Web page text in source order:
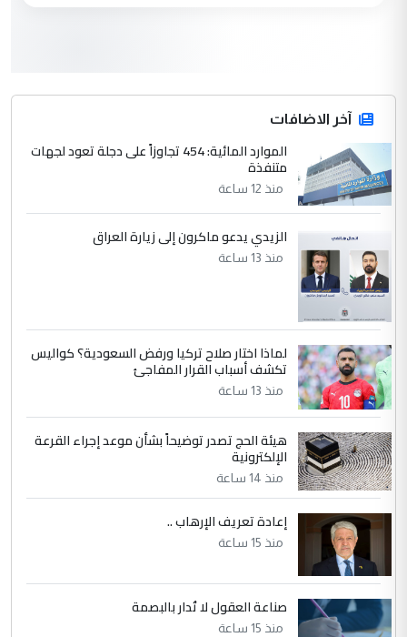
المشترك لا تستهدف أية دولة ومفتوحة لانضمام
الدول الشقيقة
4 يوسف غزوان عصمت
التعليق : بكالوريوس فيزياء طبية متزوج و
زوجتي أيضا بكالوريوس سكني بغداد أرغب في
إكمال دراستي داخل ...
الموضوع :
السعودية توافق على الاستمرار في
جامعاتها سنويا
5 عبد الأمير جاسم هليل
التعليق : نحن اباء الطلاب الأوائل على العراق
نتشرف بلقاء السيد احمد الصافي في العتبات
الموضوع :
مكتب السيد احمد الصافي : لا يوجود
لدينا اي حساب على الفيس بوك وتويتر
آخر الاضافات
الموارد المائية: 454 تجاوزاً على دجلة تعود لجهات
متنفذة
منذ 12 ساعة
الزيدي يدعو ماكرون إلى زيارة العراق
منذ 13 ساعة
لماذا اختار صلاح تركيا ورفض السعودية؟ كواليس
تكشف أسباب القرار المفاجئ
منذ 13 ساعة
هيئة الحج تصدر توضيحاً بشأن موعد إجراء القرعة
الإلكترونية
منذ 14 ساعة
إعادة تعريف الإرهاب ..
منذ 15 ساعة
صناعة العقول لا تُدار بالبصمة
منذ 15 ساعة